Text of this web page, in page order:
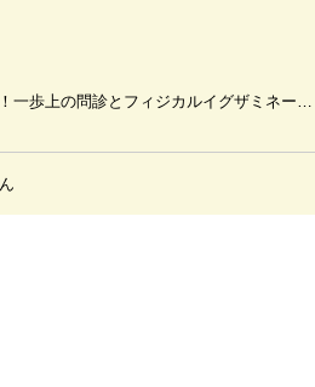
歩上の問診とフィジカルイグザミネーション